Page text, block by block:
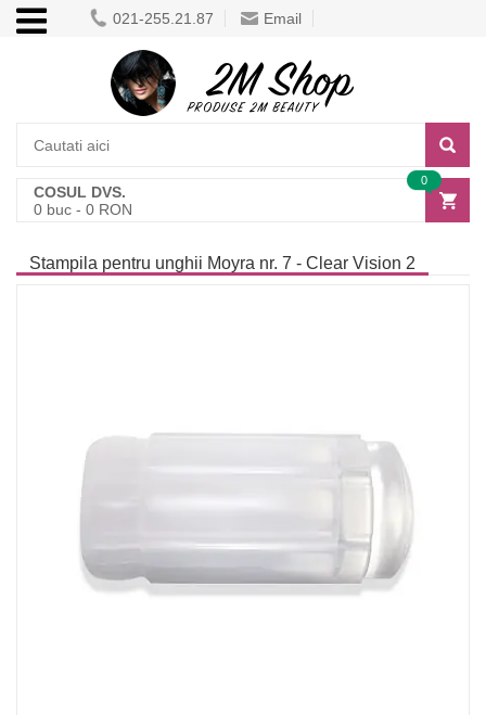
021-255.21.87 Email
COSUL DVS.
0 buc - 0 RON
0
Stampila pentru unghii Moyra nr. 7 - Clear Vision 2